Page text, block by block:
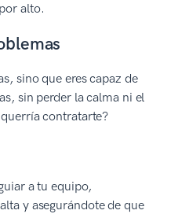
alto.
sino que eres capaz de
sin perder la calma ni el
contratarte?
a tu equipo,
y asegurándote de que